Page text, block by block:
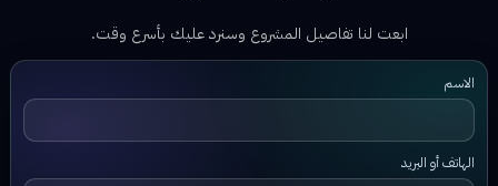
الهاتف أو البريد
رسالتك